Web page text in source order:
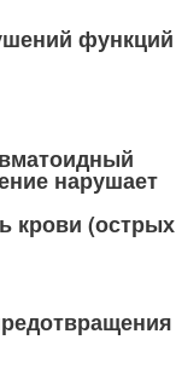
функций
нарушает
крови (острых